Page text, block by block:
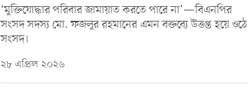
‘মুক্তিযোদ্ধার পরিবার জামায়াত করতে পারে না’—বিএনপির
সংসদ সদস্য মো. ফজলুর রহমানের এমন বক্তব্যে উত্তপ্ত হয়ে ওঠে
সংসদ।
২৮ এপ্রিল ২০২৬